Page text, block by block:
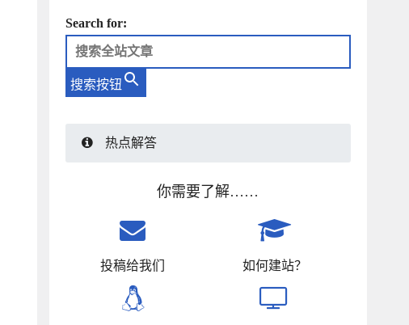
Search for:
搜索按钮
热点解答
你需要了解……
投稿给我们 如何建站？